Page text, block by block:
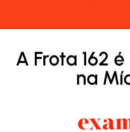
A Frota 162
na